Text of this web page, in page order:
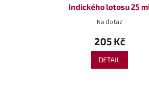
Indického lotosu 25
Na dotaz
205 Kč
DETAIL